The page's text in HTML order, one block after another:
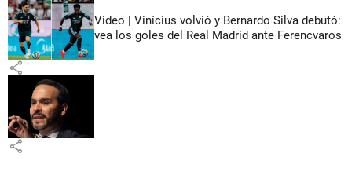
Video | Vinícius volvió y Bernardo Silva debutó:
vea los goles del Real Madrid ante Ferencvaros
share
share